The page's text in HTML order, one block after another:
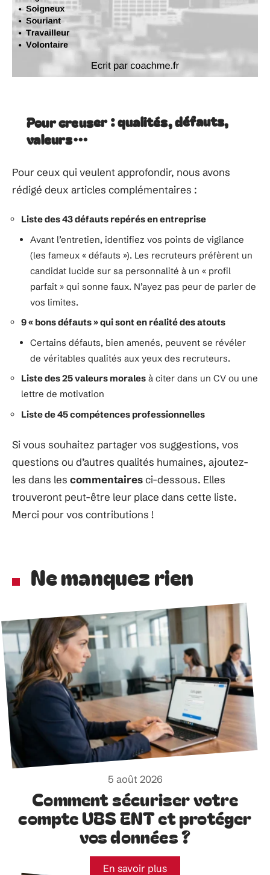
Pour creuser : qualités, défauts,
valeurs…
Pour ceux qui veulent approfondir, nous avons
rédigé deux articles complémentaires :
Liste des 43 défauts repérés en entreprise
Avant l’entretien, identifiez vos points de vigilance
(les fameux « défauts »). Les recruteurs préfèrent un
candidat lucide sur sa personnalité à un « profil
parfait » qui sonne faux. N’ayez pas peur de parler de
vos limites.
9 « bons défauts » qui sont en réalité des atouts
Certains défauts, bien amenés, peuvent se révéler
de véritables qualités aux yeux des recruteurs.
Liste des 25 valeurs morales à citer dans un CV ou une
lettre de motivation
Liste de 45 compétences professionnelles
Si vous souhaitez partager vos suggestions, vos
questions ou d’autres qualités humaines, ajoutez-
les dans les commentairesci-dessous. Elles
trouveront peut-être leur place dans cette liste.
Merci pour vos contributions !
Ne manquez rien
5 août 2026
Comment sécuriser votre
compte UBS ENT et protéger
vos données ?
En savoir plus